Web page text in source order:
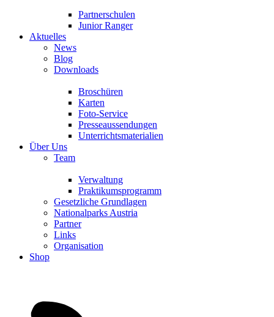
Partnerschulen
Junior Ranger
Aktuelles
News
Blog
Downloads
Broschüren
Karten
Foto-Service
Presseaussendungen
Unterrichtsmaterialien
Über Uns
Team
Verwaltung
Praktikumsprogramm
Gesetzliche Grundlagen
Nationalparks Austria
Partner
Links
Organisation
Shop